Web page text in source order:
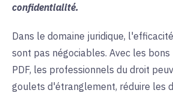
confidentialité.
Dans le domaine juridique,
sont pas négociables. Avec les
PDF, les professionnels du droit
goulets d'étranglement, réduire les